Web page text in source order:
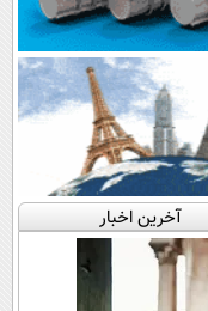
آخرین اخبار